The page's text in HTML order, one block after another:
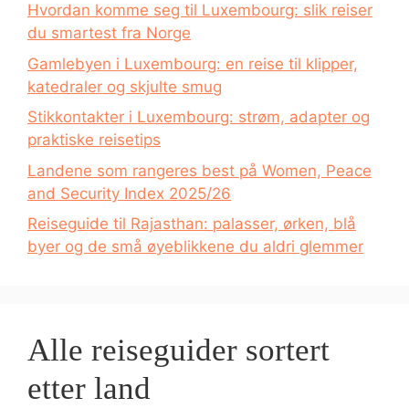
Hvordan komme seg til Luxembourg: slik reiser
du smartest fra Norge
Gamlebyen i Luxembourg: en reise til klipper,
katedraler og skjulte smug
Stikkontakter i Luxembourg: strøm, adapter og
praktiske reisetips
Landene som rangeres best på Women, Peace
and Security Index 2025/26
Reiseguide til Rajasthan: palasser, ørken, blå
byer og de små øyeblikkene du aldri glemmer
Alle reiseguider sortert
etter land